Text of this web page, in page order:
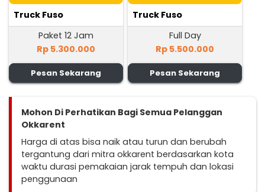
Truck Fuso
Paket 12 Jam
Rp 5.300.000
Pesan Sekarang
Truck Fuso
Full Day
Rp 5.500.000
Pesan Sekarang
Mohon Di Perhatikan Bagi Semua Pelanggan
Okkarent
Harga di atas bisa naik atau turun dan berubah
tergantung dari mitra okkarent berdasarkan kota
waktu durasi pemakaian jarak tempuh dan lokasi
penggunaan